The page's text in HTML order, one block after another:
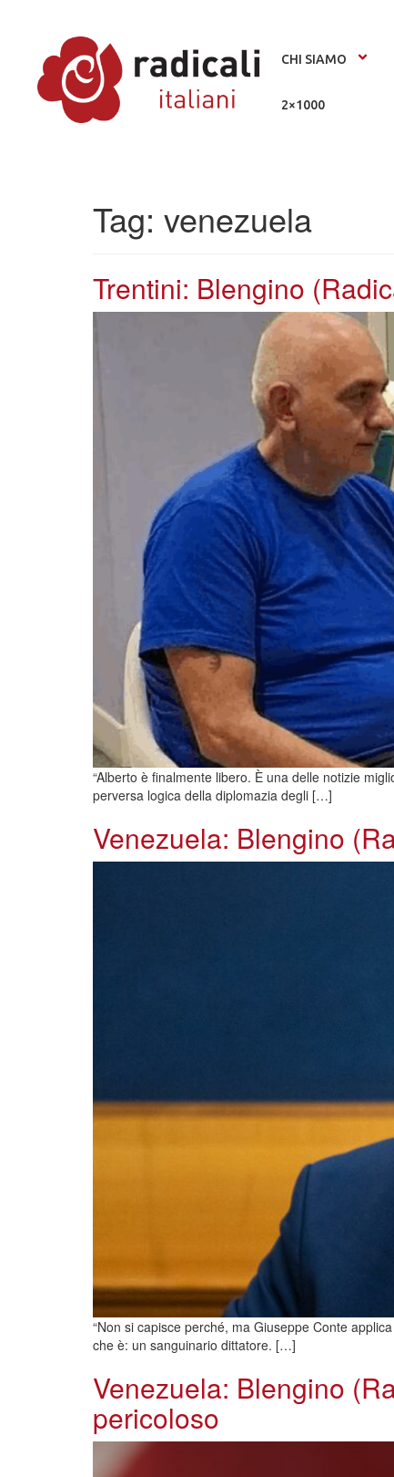
CHI SIAMO
2×1000
Tag: venezuela
Trentini: Blengino
“Alberto è finalmente libero. È una delle notizie
perversa logica della diplomazia degli […]
Venezuela: Blengino
“Non si capisce perché, ma Giuseppe Conte
che è: un sanguinario dittatore. […]
Venezuela: Blengino
pericoloso